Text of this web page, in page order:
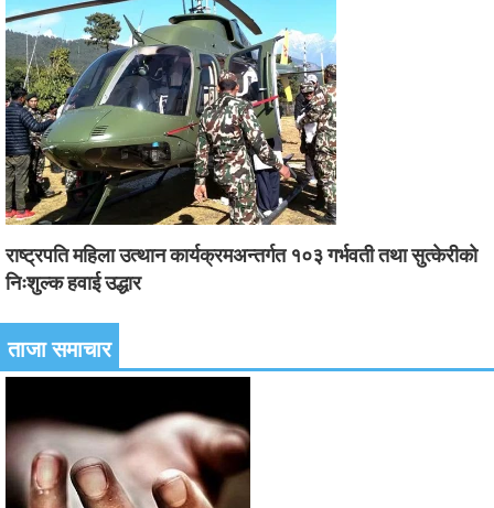
राष्ट्रपति महिला उत्थान कार्यक्रमअन्तर्गत १०३ गर्भवती तथा सुत्केरीको
निःशुल्क हवाई उद्धार
ताजा समाचार